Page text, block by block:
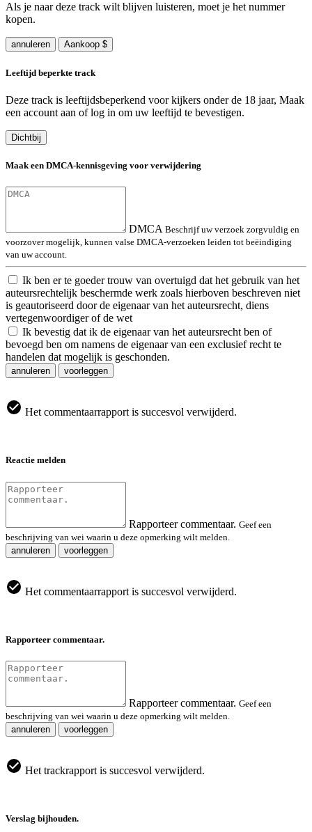
Als je naar deze track wilt blijven luisteren, moet je het nummer
kopen.
annuleren Aankoop $
Leeftijd beperkte track
Deze track is leeftijdsbeperkend voor kijkers onder de 18 jaar, Maak
een account aan of log in om uw leeftijd te bevestigen.
Dichtbij
Maak een DMCA-kennisgeving voor verwijdering
DMCA Beschrijf uw verzoek zorgvuldig en
voorzover mogelijk, kunnen valse DMCA-verzoeken leiden tot beëindiging
van uw account.
Ik ben er te goeder trouw van overtuigd dat het gebruik van het
auteursrechtelijk beschermde werk zoals hierboven beschreven niet
is geautoriseerd door de eigenaar van het auteursrecht, diens
vertegenwoordiger of de wet
Ik bevestig dat ik de eigenaar van het auteursrecht ben of
bevoegd ben om namens de eigenaar van een exclusief recht te
handelen dat mogelijk is geschonden.
annuleren voorleggen
Het commentaarrapport is succesvol verwijderd.
Reactie melden
Rapporteer commentaar. Geef een
beschrijving van wei waarin u deze opmerking wilt melden.
annuleren
voorleggen
Het commentaarrapport is succesvol verwijderd.
Rapporteer commentaar.
Rapporteer commentaar. Geef een
beschrijving van wei waarin u deze opmerking wilt melden.
annuleren
voorleggen
Het trackrapport is succesvol verwijderd.
Verslag bijhouden.